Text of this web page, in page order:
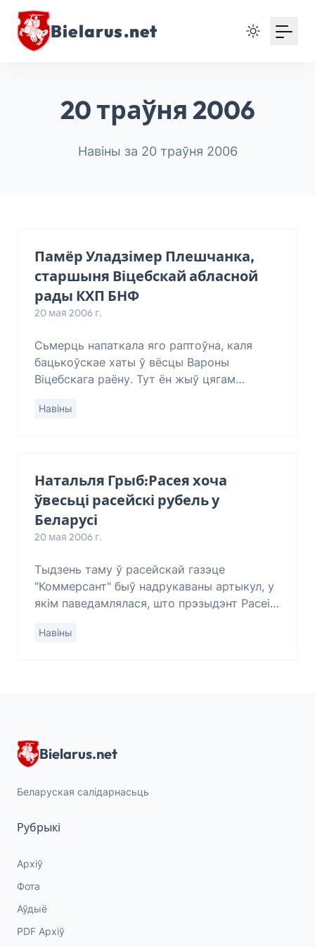
Bielarus.net
20 траўня 2006
Навіны за 20 траўня 2006
Памёр Уладзімер Плешчанка,
старшыня Віцебскай абласной
рады КХП БНФ
20 мая 2006 г.
Сьмерць напаткала яго раптоўна, каля
бацькоўскае хаты ў вёсцы Вароны
Віцебскага раёну. Тут ён жыў цягам
невялікую гаспадарку, якая сталася
Навіны
Натальля Грыб:Расея хоча
ўвесьці расейскі рубель у
Беларусі
20 мая 2006 г.
Тыдзень таму ў расейскай газэце
"Коммерсант" быў надрукаваны артыкул, у
якім паведамлялася, што прэзыдэнт Расеі
распараджэньне аб спыненьні ўсіх формаў
Навіны
Bielarus.net
Беларуская салідарнасьць
Рубрыкі
Архіў
Фота
Аўдыё
PDF Архіў